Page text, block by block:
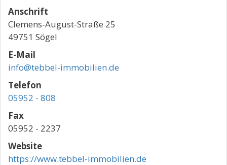
Anschrift
Clemens-August-Straße 25
49751 Sögel
E-Mail
info@tebbel-immobilien.de
Telefon
05952 - 808
Fax
05952 - 2237
Website
https://www.tebbel-immobilien.de